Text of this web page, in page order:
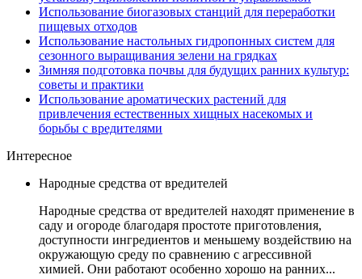
Использование биогазовых станций для переработки
пищевых отходов
Использование настольных гидропонных систем для
сезонного выращивания зелени на грядках
Зимняя подготовка почвы для будущих ранних культур:
советы и практики
Использование ароматических растений для
привлечения естественных хищных насекомых и
борьбы с вредителями
Интересное
Народные средства от вредителей
Народные средства от вредителей находят применение в
саду и огороде благодаря простоте приготовления,
доступности ингредиентов и меньшему воздействию на
окружающую среду по сравнению с агрессивной
химией. Они работают особенно хорошо на ранних...